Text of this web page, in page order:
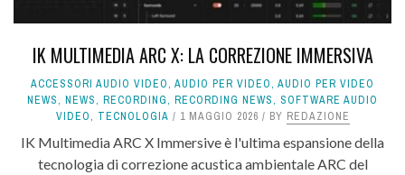
IK MULTIMEDIA ARC X: LA CORREZIONE IMMERSIVA
ACCESSORI AUDIO VIDEO, AUDIO PER VIDEO, AUDIO PER VIDEO
NEWS, NEWS, RECORDING, RECORDING NEWS, SOFTWARE AUDIO
VIDEO, TECNOLOGIA 1 MAGGIO 2026 BY REDAZIONE
IK Multimedia ARC X Immersive è l'ultima espansione della
tecnologia di correzione acustica ambientale ARC del